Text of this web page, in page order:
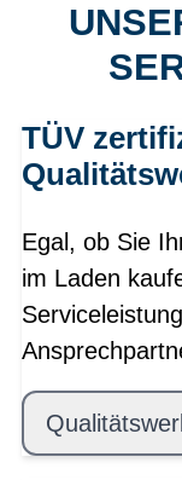
TÜV
Egal, ob Sie
im Laden